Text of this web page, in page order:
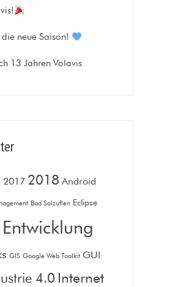
neue Saison!
13 Jahren Volavis
2017 2018 Android
Bad Salzuflen Eclipse
Entwicklung
GIS Google Web Toolkit GUI
4.0 Internet